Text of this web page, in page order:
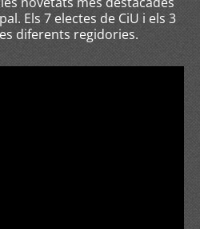
Els 7 electes de CiU i els 3
diferents regidories.